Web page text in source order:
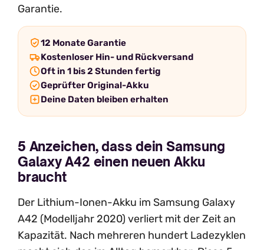
Garantie.
12 Monate Garantie
Kostenloser Hin- und Rückversand
Oft in 1 bis 2 Stunden fertig
Geprüfter Original-Akku
Deine Daten bleiben erhalten
5 Anzeichen, dass dein Samsung
Galaxy A42 einen neuen Akku
braucht
Der Lithium-Ionen-Akku im Samsung Galaxy
A42 (Modelljahr 2020) verliert mit der Zeit an
Kapazität. Nach mehreren hundert Ladezyklen